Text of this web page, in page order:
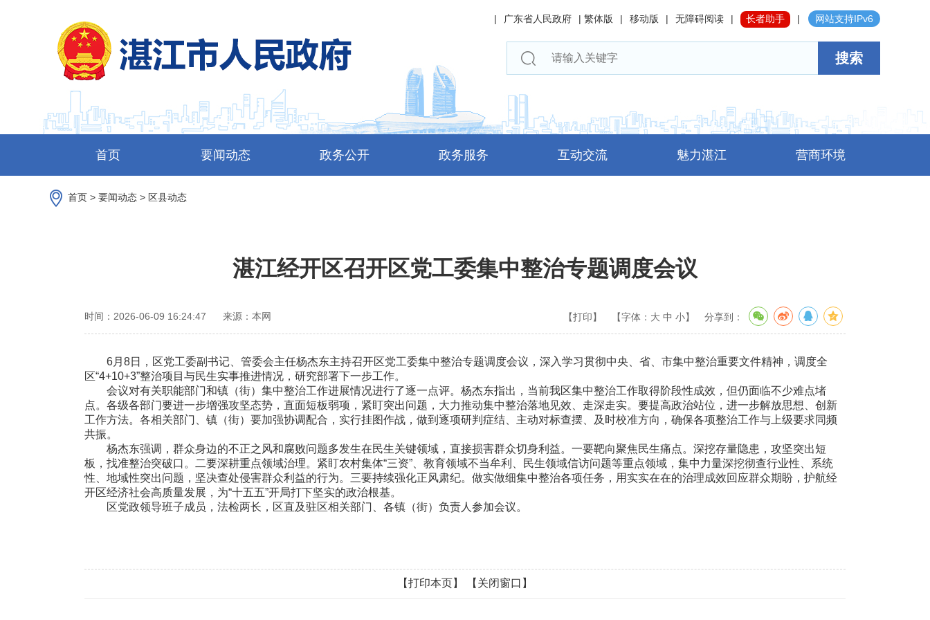
| 广东省人民政府 | 繁体版 | 移动版 | 无障碍阅读 | 长者助手 | 网站支持IPv6
搜索
首页 要闻动态 政务公开 政务服务 互动交流 魅力湛江 营商环境
首页 > 要闻动态 > 区县动态
湛江经开区召开区党工委集中整治专题调度会议
时间：2026-06-09 16:24:47 来源：本网 【打印】 【字体： 大 中 小】 分享到：
6月8日，区党工委副书记、管委会主任杨杰东主持召开区党工委集中整治专题调度会议，深入学习贯彻中央、省、市集中整治重要文件精神，调度全
区“4+10+3”整治项目与民生实事推进情况，研究部署下一步工作。
会议对有关职能部门和镇（街）集中整治工作进展情况进行了逐一点评。杨杰东指出，当前我区集中整治工作取得阶段性成效，但仍面临不少难点堵
点。各级各部门要进一步增强攻坚态势，直面短板弱项，紧盯突出问题，大力推动集中整治落地见效、走深走实。要提高政治站位，进一步解放思想、创新
工作方法。各相关部门、镇（街）要加强协调配合，实行挂图作战，做到逐项研判症结、主动对标查摆、及时校准方向，确保各项整治工作与上级要求同频
共振。
杨杰东强调，群众身边的不正之风和腐败问题多发生在民生关键领域，直接损害群众切身利益。一要靶向聚焦民生痛点。深挖存量隐患，攻坚突出短
板，找准整治突破口。二要深耕重点领域治理。紧盯农村集体“三资”、教育领域不当牟利、民生领域信访问题等重点领域，集中力量深挖彻查行业性、系统
性、地域性突出问题，坚决查处侵害群众利益的行为。三要持续强化正风肃纪。做实做细集中整治各项任务，用实实在在的治理成效回应群众期盼，护航经
开区经济社会高质量发展，为“十五五”开局打下坚实的政治根基。
区党政领导班子成员，法检两长，区直及驻区相关部门、各镇（街）负责人参加会议。
【打印本页】 【关闭窗口】